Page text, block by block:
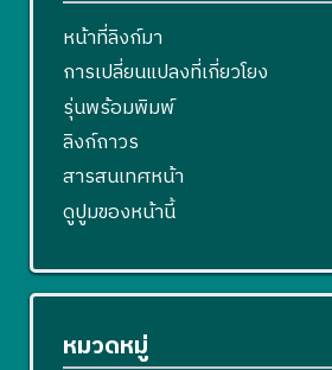
หน้าที่ลิงก์มา
การเปลี่ยนแปลงที่เกี่ยวโยง
รุ่นพร้อมพิมพ์
ลิงก์ถาวร
สารสนเทศหน้า
ดูปูมของหน้านี้
หมวดหมู่